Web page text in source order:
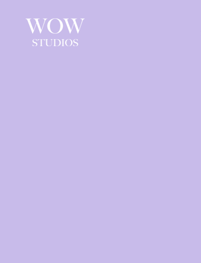
springen